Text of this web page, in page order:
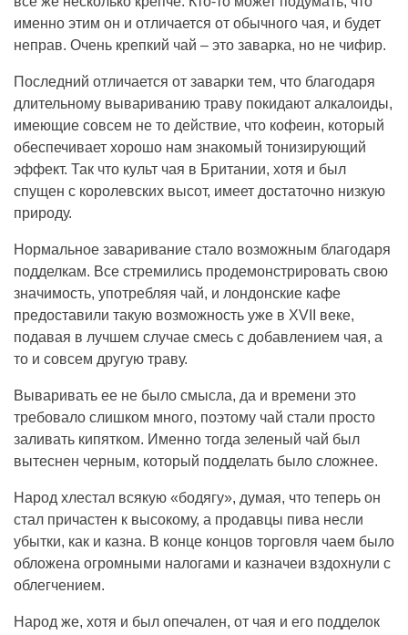
именно этим он и отличается от обычного чая, и будет
неправ. Очень крепкий чай – это заварка, но не чифир.
Последний отличается от заварки тем, что благодаря
длительному вывариванию траву покидают алкалоиды,
имеющие совсем не то действие, что кофеин, который
обеспечивает хорошо нам знакомый тонизирующий
эффект. Так что культ чая в Британии, хотя и был
спущен с королевских высот, имеет достаточно низкую
природу.
Нормальное заваривание стало возможным благодаря
подделкам. Все стремились продемонстрировать свою
значимость, употребляя чай, и лондонские кафе
предоставили такую возможность уже в XVII веке,
подавая в лучшем случае смесь с добавлением чая, а
то и совсем другую траву.
Вываривать ее не было смысла, да и времени это
требовало слишком много, поэтому чай стали просто
заливать кипятком. Именно тогда зеленый чай был
вытеснен черным, который подделать было сложнее.
Народ хлестал всякую «бодягу», думая, что теперь он
стал причастен к высокому, а продавцы пива несли
убытки, как и казна. В конце концов торговля чаем было
обложена огромными налогами и казначеи вздохнули с
облегчением.
Народ же, хотя и был опечален, от чая и его подделок